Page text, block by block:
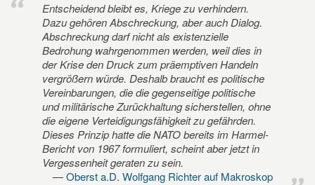
Entscheidend bleibt es, Kriege zu verhindern.
Dazu gehören Abschreckung, aber auch Dialog.
Abschreckung darf nicht als existenzielle
Bedrohung wahrgenommen werden, weil dies in
der Krise den Druck zum präemptiven Handeln
vergrößern würde. Deshalb braucht es politische
Vereinbarungen, die die gegenseitige politische
und militärische Zurückhaltung sicherstellen, ohne
die eigene Verteidigungsfähigkeit zu gefährden.
Dieses Prinzip hatte die NATO bereits im Harmel-
Bericht von 1967 formuliert, scheint aber jetzt in
Vergessenheit geraten zu sein.
Oberst a.D. Wolfgang Richter auf Makroskop